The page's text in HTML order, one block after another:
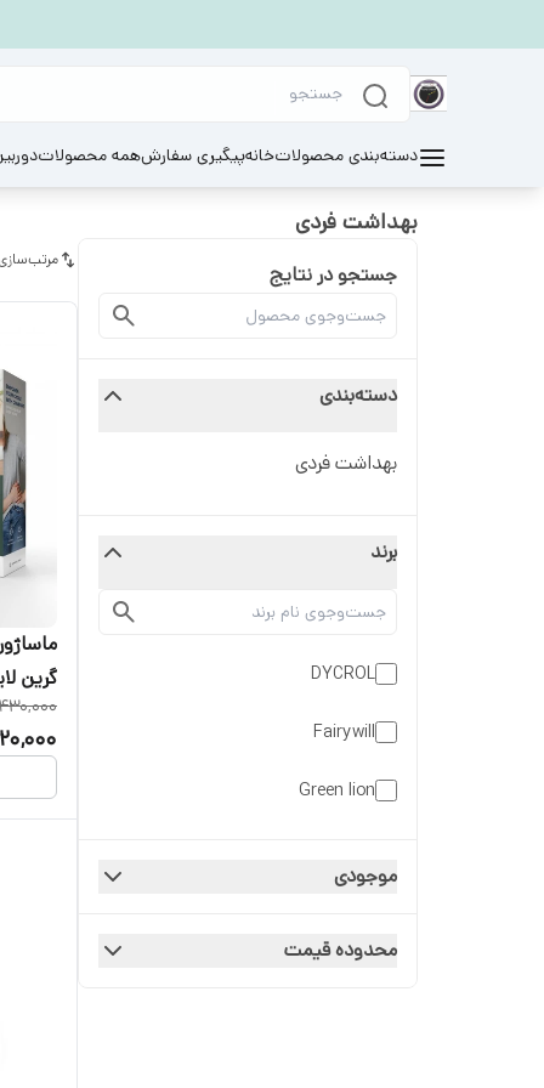
دسته‌بندی محصولاتخانهپیگیری سفارشهمه محصولات
بهداشت فردی
جستجو در نتایج
دسته‌بندی
بهداشت فردی
برند
DYCROL
Fairywill
Green lion
موجودی
محدوده قیمت